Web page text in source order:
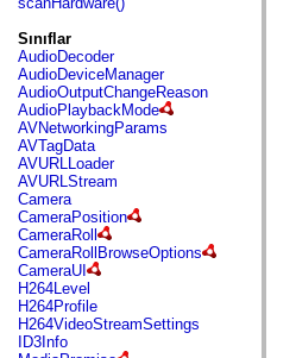
fl.ik
fl.lang
fl.livepreview
fl.managers
fl.motion
fl.motion.easing
fl.rsl
fl.text
fl.transitions
fl.transitions.easing
fl.video
flash.accessibility
flash.concurrent
flash.crypto
flash.data
flash.desktop
flash.display
flash.display3D
flash.display3D.textures
Sınıflar
AudioDecoder
AudioDeviceManager
AudioOutputChangeReason
AudioPlaybackMode
AVNetworkingParams
AVTagData
AVURLLoader
AVURLStream
Camera
CameraPosition
CameraRoll
CameraRollBrowseOptions
CameraUI
H264Level
H264Profile
H264VideoStreamSettings
ID3Info